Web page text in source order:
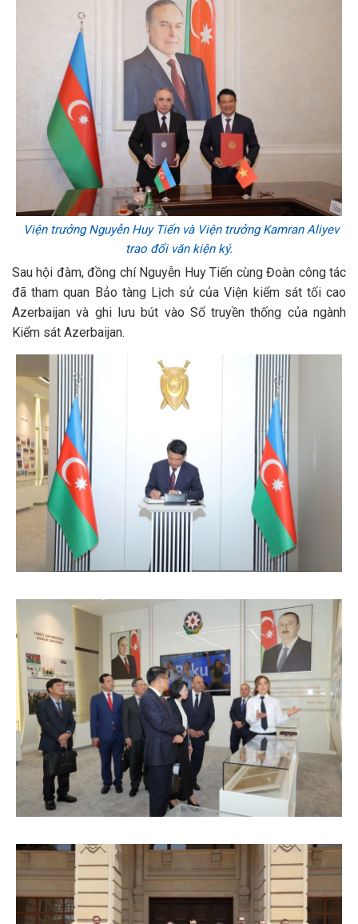
Viện trưởng Nguyễn Huy Tiến và Viện trưởng Kamran Aliyev
trao đổi văn kiện ký.
Sau hội đàm, đồng chí Nguyễn Huy Tiến cùng Đoàn công tác
đã tham quan Bảo tàng Lịch sử của Viện kiểm sát tối cao
Azerbaijan và ghi lưu bút vào Sổ truyền thống của ngành
Kiểm sát Azerbaijan.